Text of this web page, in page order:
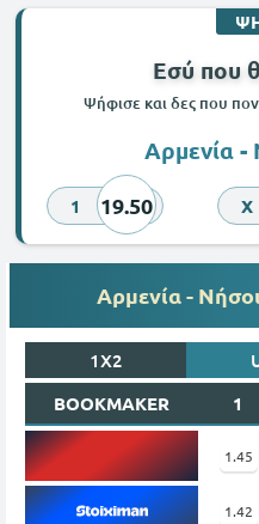
Εσύ που
Ψήφισε και δες που
Αρμενία -
1 19.50 X
Αρμενία -
1X2
BOOKMAKER
1
1.45
1.42